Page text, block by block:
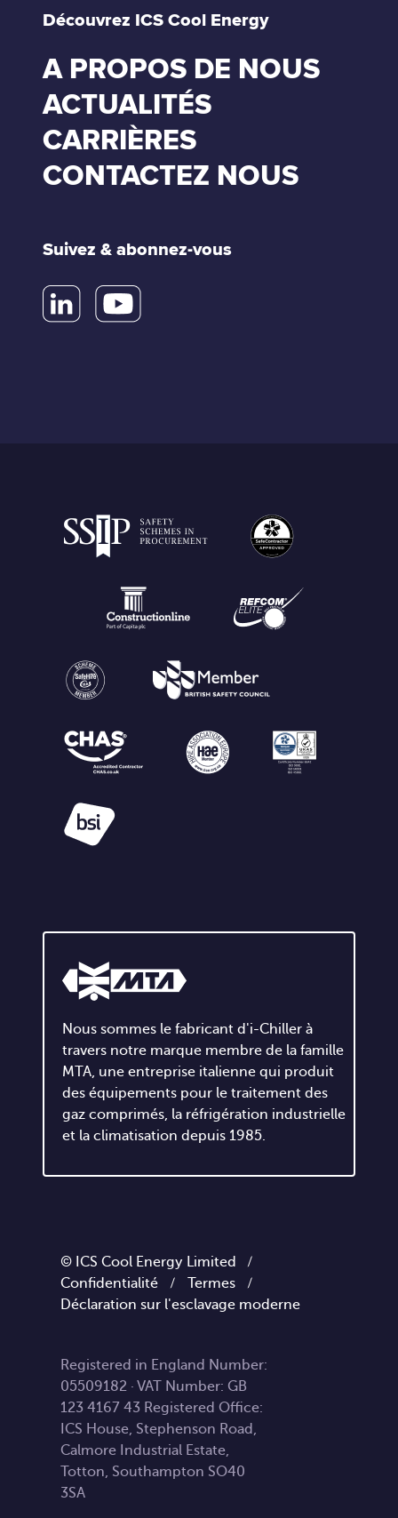
Découvrez ICS Cool Energy
A PROPOS DE NOUS
ACTUALITÉS
CARRIÈRES
CONTACTEZ NOUS
Suivez & abonnez-vous
Nous sommes le fabricant d'i-Chiller à
travers notre marque membre de la famille
MTA, une entreprise italienne qui produit
des équipements pour le traitement des
gaz comprimés, la réfrigération industrielle
et la climatisation depuis 1985.
© ICS Cool Energy Limited /
Confidentialité
/ Termes
/
Déclaration sur l'esclavage moderne
Registered in England Number:
05509182 · VAT Number: GB
123 4167 43 Registered Office:
ICS House, Stephenson Road,
Calmore Industrial Estate,
Totton, Southampton SO40
3SA